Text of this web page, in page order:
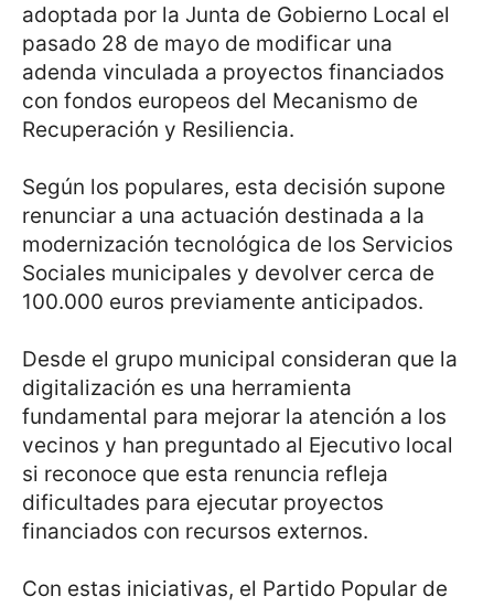
adoptada por la Junta de Gobierno Local el
pasado 28 de mayo de modificar una
adenda vinculada a proyectos financiados
con fondos europeos del Mecanismo de
Recuperación y Resiliencia.
Según los populares, esta decisión supone
renunciar a una actuación destinada a la
modernización tecnológica de los Servicios
Sociales municipales y devolver cerca de
100.000 euros previamente anticipados.
Desde el grupo municipal consideran que la
digitalización es una herramienta
fundamental para mejorar la atención a los
vecinos y han preguntado al Ejecutivo local
si reconoce que esta renuncia refleja
dificultades para ejecutar proyectos
financiados con recursos externos.
Con estas iniciativas, el Partido Popular de